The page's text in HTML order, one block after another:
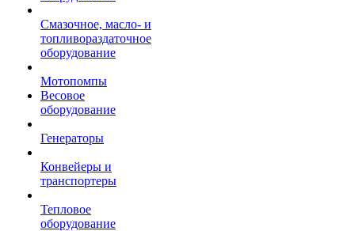
Смазочное, масло- и
топливораздаточное
оборудование
Мотопомпы
Весовое
оборудование
Генераторы
Конвейеры и
транспортеры
Тепловое
оборудование